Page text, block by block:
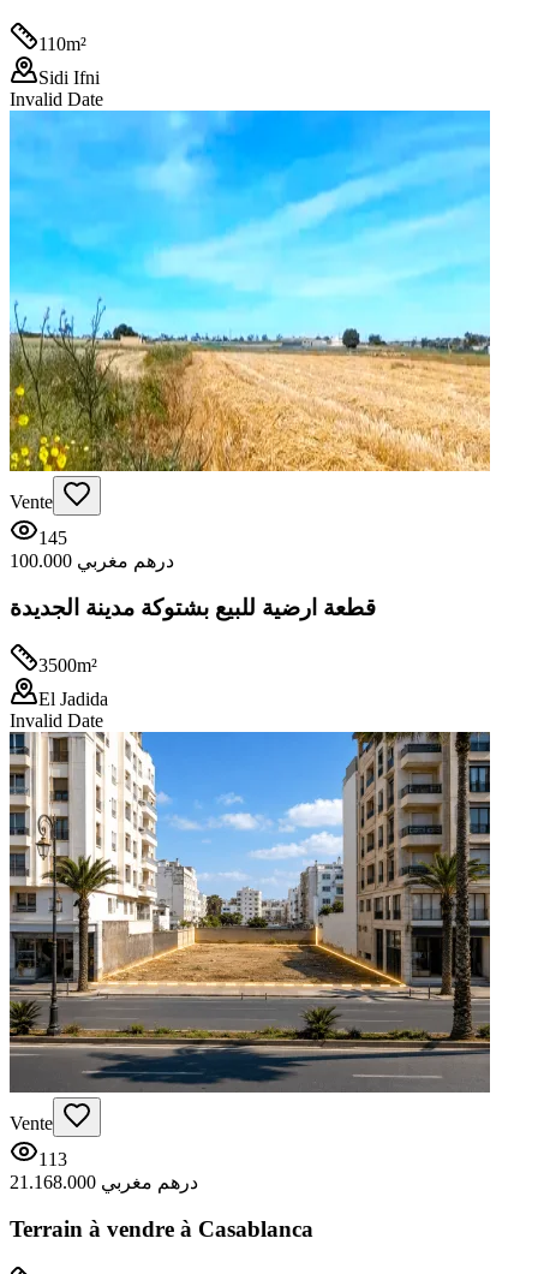
110m²
Sidi Ifni
Invalid Date
Vente
145
100.000 درهم مغربي
قطعة ارضية للبيع بشتوكة مدينة الجديدة
3500m²
El Jadida
Invalid Date
Vente
113
21.168.000 درهم مغربي
Terrain à vendre à Casablanca